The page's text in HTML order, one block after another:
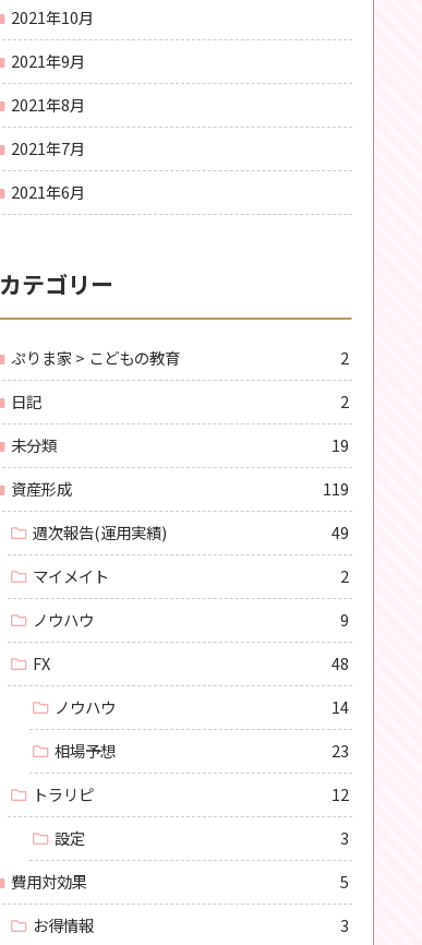
2021年10月
2021年9月
2021年8月
2021年7月
2021年6月
カテゴリー
ぷりま家 > こどもの教育
2
日記
2
未分類
19
資産形成
119
週次報告(運用実績)
49
マイメイト
2
ノウハウ
9
FX
48
ノウハウ
14
相場予想
23
トラリピ
12
設定
3
費用対効果
5
お得情報
3